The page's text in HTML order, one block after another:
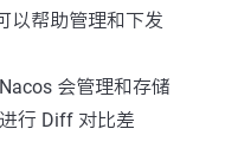
以帮助管理和下发
Nacos 会管理和存储
行 Diff 对比差